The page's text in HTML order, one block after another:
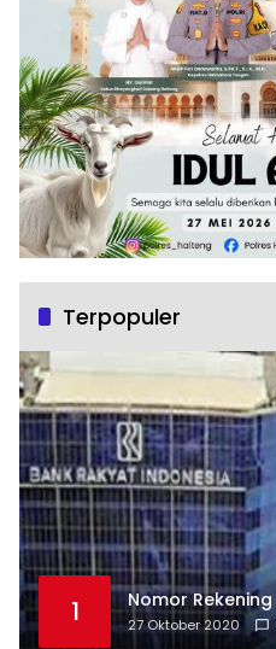
Terpopuler
1 Nomor
27 Oktober 2020